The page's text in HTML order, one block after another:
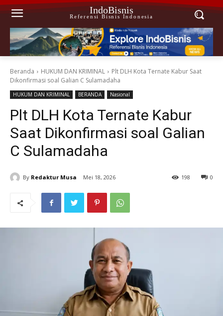
IndoBisnis
Referensi Bisnis Indonesia
Beranda HUKUM DAN KRIMINAL
Plt DLH Kota Ternate Kabur Saat
Dikonfirmasi soal Galian C Sulamadaha
HUKUM DAN KRIMINAL BERANDA Nasional
Plt DLH Kota Ternate Kabur
Saat Dikonfirmasi soal Galian
C Sulamadaha
By Redaktur Musa Mei 18, 2026 0
198